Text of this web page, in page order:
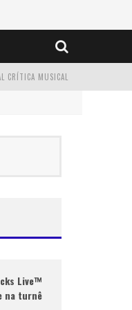
CRÍTICA MUSICAL
Live™
na turnê